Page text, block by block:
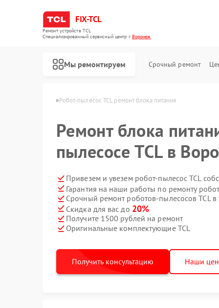
FIX-TCL
Ремонт устройств TCL
Специализированный cервисный центр г.Воронеж
Мы ремонтируем Срочный ремонт
Робот-пылесос TCL ремонт блока питания
Ремонт блока
пылесосе TCL в
Привезем и увезем робот-пылесос TCL
Гарантия на наши работы по ремонту
Срочный ремонт роботов-пылесосов TCL в
Скидка для вас до 20%
Получите 1500 рублей на ремонт
Оригинальные комплектующие TCL
Получить консультацию Наши